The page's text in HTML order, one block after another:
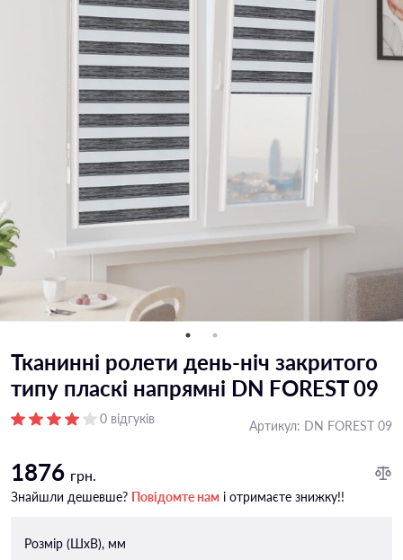
Тканинні ролети день-ніч закритого
типу пласкі напрямні DN FOREST 09
0 відгуків Артикул: DN FOREST 09
1876 грн.
Знайшли дешевше? Повідомте нам і отримаєте знижку!!
Розмір (ШxВ), мм